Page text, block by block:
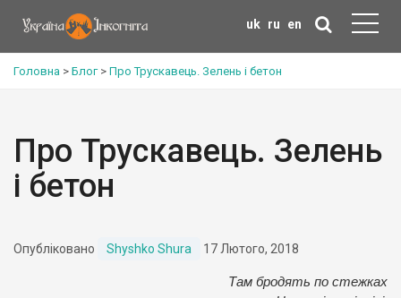
uk ru en
Головна > Блог> Про Трускавець. Зелень і бетон
Про Трускавець. Зелень
і бетон
Опубліковано Shyshko Shura 17 Лютого, 2018
Там бродять по стежках